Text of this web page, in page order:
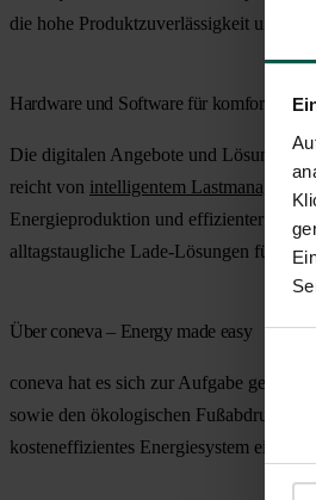
die hohe Produktzuverlässigkeit und
Hardware und Software für komfortable
Die digitalen Angebote und Lösungen
reicht von intelligentem Lastmanagement
Energieproduktion und effizienter
alltagstaugliche Lade-Lösungen für
Über coneva – Energy made easy
coneva hat es sich zur Aufgabe
sowie den ökologischen Fußabdruck
kosteneffizientes Energiesystem